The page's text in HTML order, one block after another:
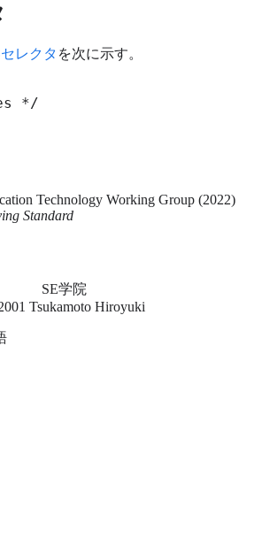
レクタ を次に示す。
*/
Technology Working Group (2022)
Standard
SE学院
Tsukamoto Hiroyuki